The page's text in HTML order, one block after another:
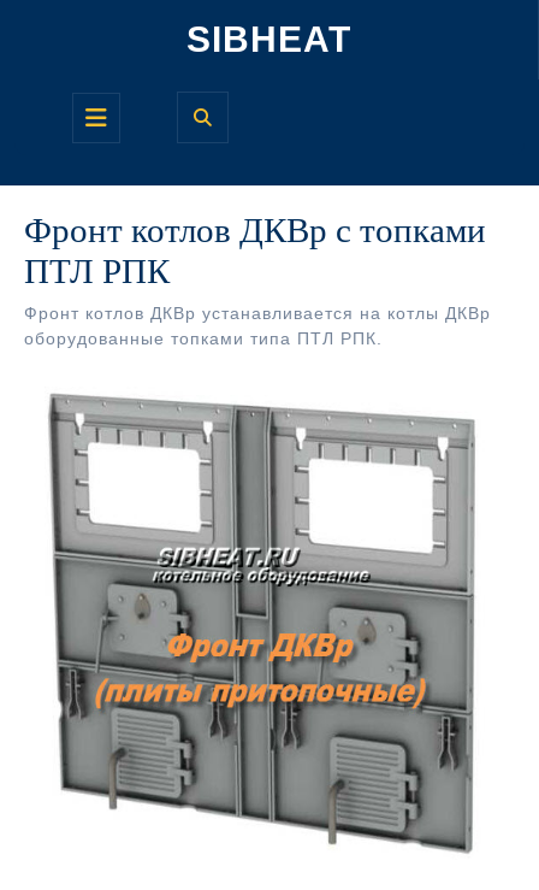
SIBHEAT
Кнопка
Фронт котлов ДКВр с топками
ПТЛ РПК
Фронт котлов ДКВр устанавливается на котлы ДКВр
оборудованные топками типа ПТЛ РПК.